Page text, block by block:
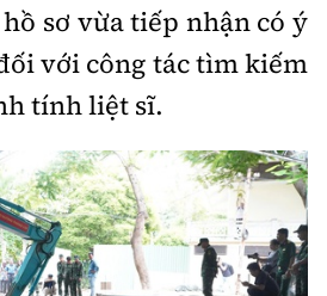
sơ vừa tiếp nhận có ý
với công tác tìm kiếm
tính liệt sĩ.